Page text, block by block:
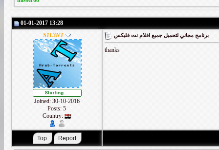
01-01-2017 13:28
S1L3NT
Joined: 30-10-2016
Posts: 5
Country:
برنامج مجاني لتحميل جميع افلام نت فليكس
thanks